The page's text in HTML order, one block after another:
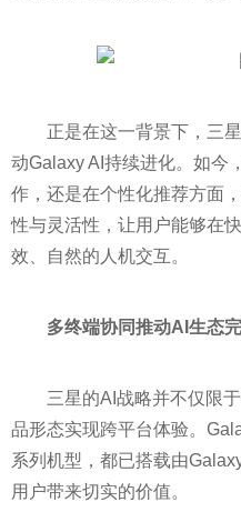
正是在这一背景下，三
动Galaxy AI持续进化。如今
作，还是在个性化推荐方面
性与灵活性，让用户能够在
效、自然的人机交互。
多终端协同推动AI生态
三星的AI战略并不仅限
品形态实现跨平台体验。
系列机型，都已搭载由
用户带来切实的价值。